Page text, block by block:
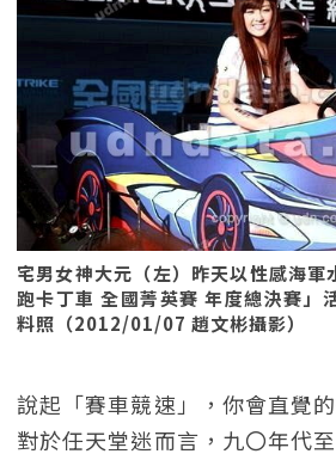
宅男女神大元（左）昨天以性感海
跑卡丁車 全國菁英賽 年度總決賽」
料照（2012/01/07 趙文彬攝影）
說起「賽車競速」，你會直覺
對於任天堂迷而言，九〇年代